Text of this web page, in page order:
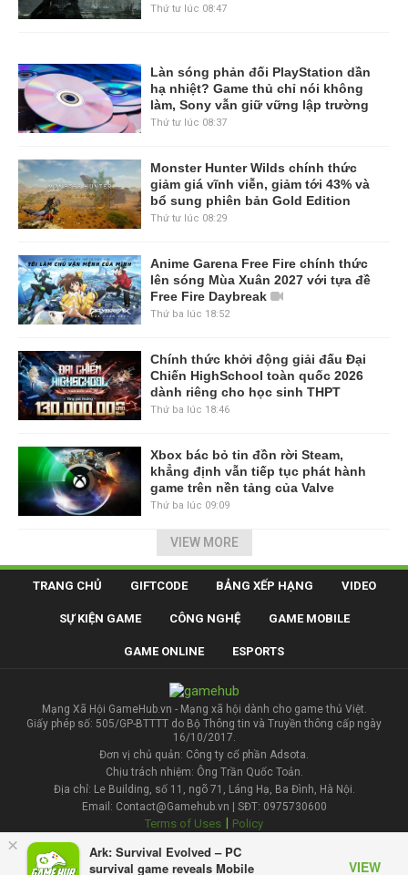
×
Ark: Survival Evolved – PC
survival game reveals Mobile
VIEW
Thứ tư lúc 08:47
Làn sóng phản đối PlayStation dần
hạ nhiệt? Game thủ chỉ nói không
làm, Sony vẫn giữ vững lập trường
Thứ tư lúc 08:37
Monster Hunter Wilds chính thức
giảm giá vĩnh viễn, giảm tới 43% và
bổ sung phiên bản Gold Edition
Thứ tư lúc 08:29
Anime Garena Free Fire chính thức
lên sóng Mùa Xuân 2027 với tựa đề
Free Fire Daybreak
Thứ ba lúc 18:52
Chính thức khởi động giải đấu Đại
Chiến HighSchool toàn quốc 2026
dành riêng cho học sinh THPT
Thứ ba lúc 18:46
Xbox bác bỏ tin đồn rời Steam,
khẳng định vẫn tiếp tục phát hành
game trên nền tảng của Valve
Thứ ba lúc 09:09
VIEW MORE
TRANG CHỦ GIFTCODE BẢNG XẾP HẠNG VIDEO
SỰ KIỆN GAME CÔNG NGHỆ GAME MOBILE
GAME ONLINE ESPORTS
Mạng Xã Hội GameHub.vn - Mạng xã hội dành cho game thủ Việt.
Giấy phép số: 505/GP-BTTTT do Bộ Thông tin và Truyền thông cấp ngày
16/10/2017.
Đơn vị chủ quản: Công ty cổ phần Adsota.
Chịu trách nhiệm: Ông Trần Quốc Toản.
Địa chỉ: Le Building, số 11, ngõ 71, Láng Hạ, Ba Đình, Hà Nội.
Email: Contact@Gamehub.vn | SĐT: 0975730600
Terms of Uses | Policy
Liên hệ đăng bài